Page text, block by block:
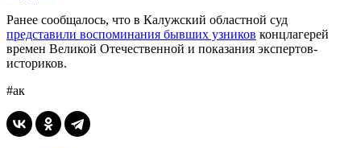
Ранее сообщалось, что в Калужский областной суд
представили воспоминания бывших узников концлагерей
времен Великой Отечественной и показания экспертов-
историков.
#ак